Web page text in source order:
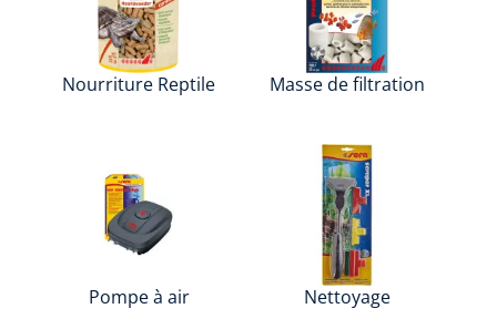
Nourriture Reptile Masse de filtration
Pompe à air Nettoyage